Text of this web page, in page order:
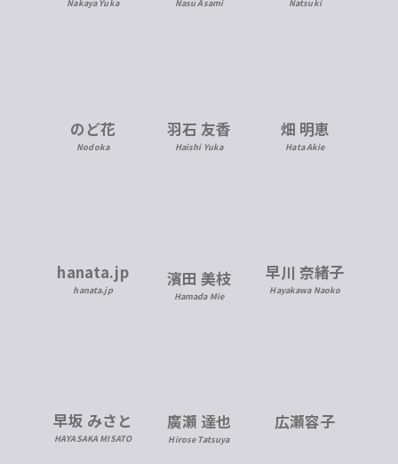
Nakaya Yuka Nasu Asami Natsuki
のど花
Nodoka
羽石 友香
Haishi Yuka
畑 明恵
Hata Akie
hanata.jp
hanata.jp
濱田 美枝
Hamada Mie
早川 奈緒子
Hayakawa Naoko
早坂 みさと
HAYASAKA MISATO
廣瀬 達也
Hirose Tatsuya
広瀬容子